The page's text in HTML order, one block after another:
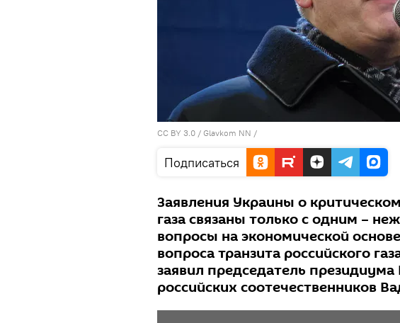
CC BY 3.0 / Glavkom NN /
Подписаться
Заявления Украины о
газа связаны только с одним –
вопросы на экономической
вопроса транзита российского
заявил председатель
российских соотечественников